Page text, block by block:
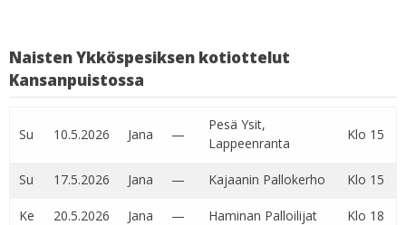
Naisten Ykköspesiksen kotiottelut
Kansanpuistossa
Su 10.5.2026 Jana —
Pesä Ysit,
Lappeenranta
Klo 15
Su 17.5.2026 Jana — Kajaanin Pallokerho Klo 15
Ke 20.5.2026 Jana — Haminan Palloilijat Klo 18